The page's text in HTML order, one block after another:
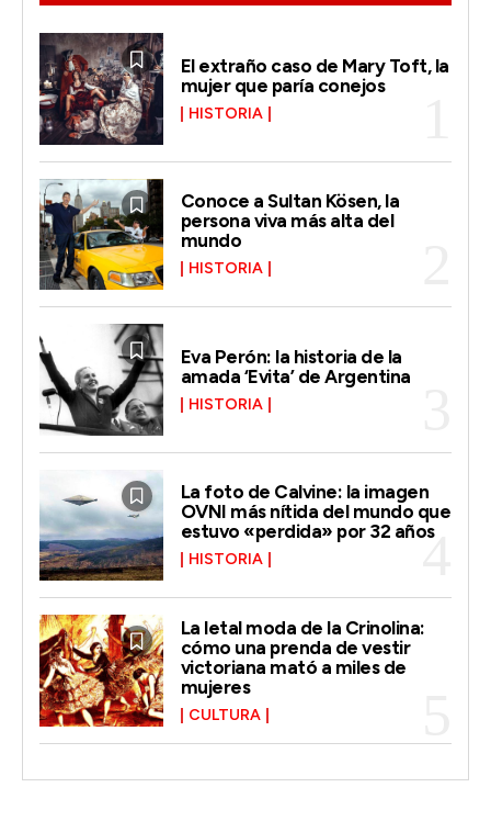
El extraño caso de Mary Toft, la
mujer que paría conejos
HISTORIA
Conoce a Sultan Kösen, la
persona viva más alta del
mundo
HISTORIA
Eva Perón: la historia de la
amada ‘Evita’ de Argentina
HISTORIA
La foto de Calvine: la imagen
OVNI más nítida del mundo que
estuvo «perdida» por 32 años
HISTORIA
La letal moda de la Crinolina:
cómo una prenda de vestir
victoriana mató a miles de
mujeres
CULTURA